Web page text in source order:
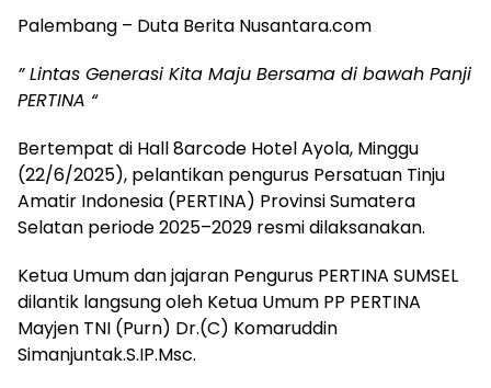
Palembang – Duta Berita Nusantara.com
” Lintas Generasi Kita Maju Bersama di bawah Panji
PERTINA “
Bertempat di Hall 8arcode Hotel Ayola, Minggu
(22/6/2025), pelantikan pengurus Persatuan Tinju
Amatir Indonesia (PERTINA) Provinsi Sumatera
Selatan periode 2025–2029 resmi dilaksanakan.
Ketua Umum dan jajaran Pengurus PERTINA SUMSEL
dilantik langsung oleh Ketua Umum PP PERTINA
Mayjen TNI (Purn) Dr.(C) Komaruddin
Simanjuntak.S.IP.Msc.